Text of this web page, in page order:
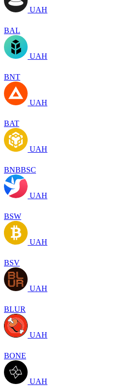
UAH
BAL
UAH
BNT
UAH
BAT
UAH
BNBBSC
UAH
BSW
UAH
BSV
UAH
BLUR
UAH
BONE
UAH